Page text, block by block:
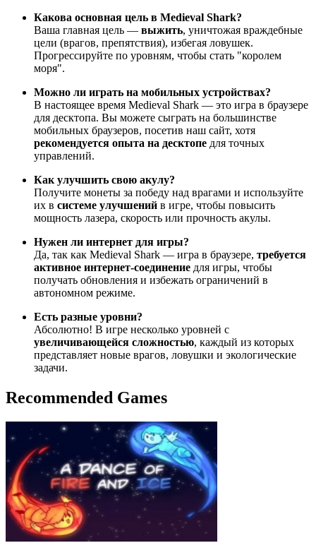
Какова основная цель в Medieval Shark?
Ваша главная цель — выжить, уничтожая враждебные
цели (врагов, препятствия), избегая ловушек.
Прогрессируйте по уровням, чтобы стать "королем
моря".
Можно ли играть на мобильных устройствах?
В настоящее время Medieval Shark — это игра в браузере
для десктопа. Вы можете сыграть на большинстве
мобильных браузеров, посетив наш сайт, хотя
рекомендуется опыта на десктопе для точных
управлений.
Как улучшить свою акулу?
Получите монеты за победу над врагами и используйте
их в системе улучшений в игре, чтобы повысить
мощность лазера, скорость или прочность акулы.
Нужен ли интернет для игры?
Да, так как Medieval Shark — игра в браузере, требуется
активное интернет-соединение для игры, чтобы
получать обновления и избежать ограничений в
автономном режиме.
Есть разные уровни?
Абсолютно! В игре несколько уровней с
увеличивающейся сложностью, каждый из которых
представляет новые врагов, ловушки и экологические
задачи.
Recommended Games